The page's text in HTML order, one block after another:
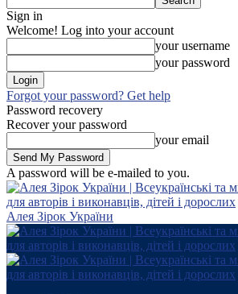
Sign in
Welcome! Log into your account
your username
your password
Forgot your password? Get help
Password recovery
Recover your password
your email
A password will be e-mailed to you.
Алея Зірок України